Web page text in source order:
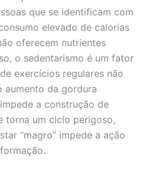
que se identificam com
elevado de calorias
oferecem nutrientes
o sedentarismo é um fator
exercícios regulares não
aumento da gordura
a construção de
torna um ciclo perigoso,
“magro” impede a ação